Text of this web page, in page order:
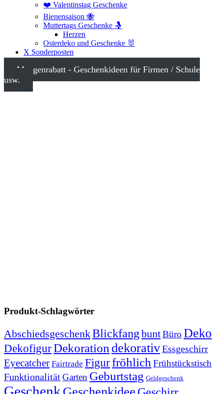
❤️ Valentinstag Geschenke
Bienensaison 🐝
Muttertags Geschenke 🤱
Herzen
Osterdeko und Geschenke 🐰
X Sonderposten
Mengenrabatt - Geschenkideen für Firmen / Schule
usw.
Produkt-Schlagwörter
AbschiedsgeschenkBlickfang buntBüro Deko
DekofigurDekoration dekorativEssgeschirr
Eyecatcher Fairtrade Figurfröhlich Frühstückstisch
FunktionalitätGarten Geburtstag Geldgeschenk